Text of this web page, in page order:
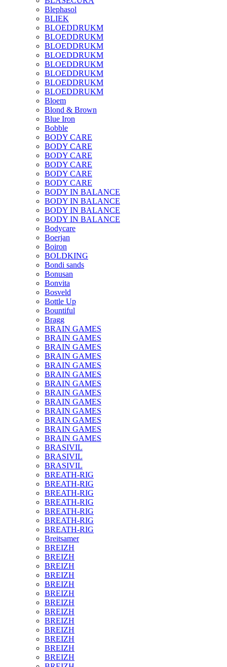
Blephasol
BLIEK
BLOEDDRUKM
BLOEDDRUKM
BLOEDDRUKM
BLOEDDRUKM
BLOEDDRUKM
BLOEDDRUKM
BLOEDDRUKM
BLOEDDRUKM
Bloem
Blond & Brown
Blue Iron
Bobble
BODY CARE
BODY CARE
BODY CARE
BODY CARE
BODY CARE
BODY CARE
BODY IN BALANCE
BODY IN BALANCE
BODY IN BALANCE
BODY IN BALANCE
Bodycare
Boerjan
Boiron
BOLDKING
Bondi sands
Bonusan
Bonvita
Bosveld
Bottle Up
Bountiful
Bragg
BRAIN GAMES
BRAIN GAMES
BRAIN GAMES
BRAIN GAMES
BRAIN GAMES
BRAIN GAMES
BRAIN GAMES
BRAIN GAMES
BRAIN GAMES
BRAIN GAMES
BRAIN GAMES
BRAIN GAMES
BRAIN GAMES
BRASIVIL
BRASIVIL
BRASIVIL
BREATH-RIG
BREATH-RIG
BREATH-RIG
BREATH-RIG
BREATH-RIG
BREATH-RIG
BREATH-RIG
Breitsamer
BREIZH
BREIZH
BREIZH
BREIZH
BREIZH
BREIZH
BREIZH
BREIZH
BREIZH
BREIZH
BREIZH
BREIZH
BREIZH